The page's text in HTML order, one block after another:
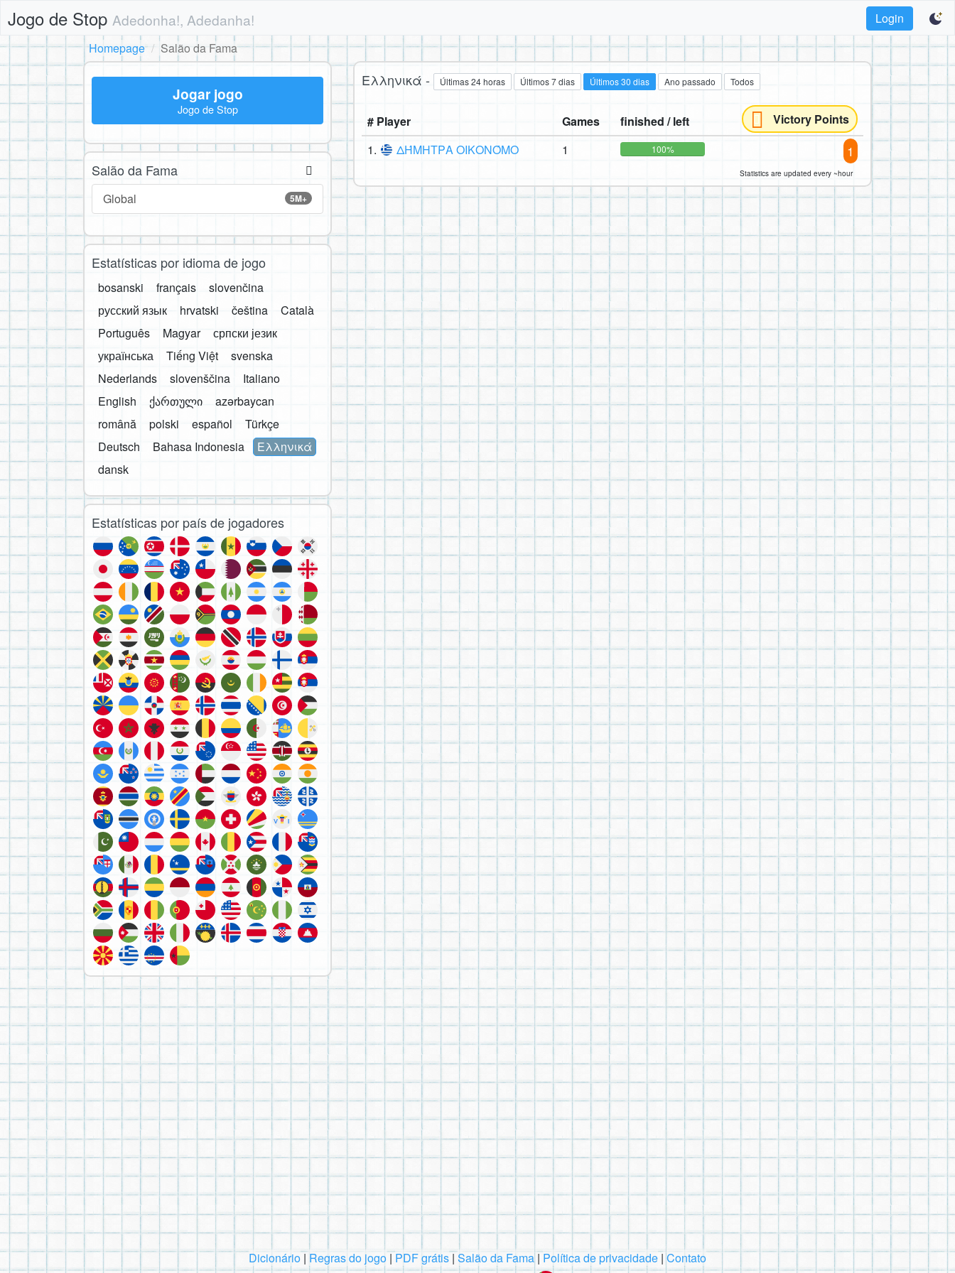
Jogo de Stop Adedonha!, Adedanha!
Login
Homepage
Salão da Fama
Ελληνικά - Últimas 24 horas Últimos 7 dias Últimos 30 dias Ano passado Todos
# Player Games finished / left
Victory Points
1.
ΔΉΜΗΤΡΑ ΟΙΚΟΝΌΜΟ 1 100% 1
Statistics are updated every ~hour
Jogar jogo
Jogo de Stop
Salão da Fama
5M+
Global
Estatísticas por idioma de jogo
bosanski français
slovenčina
русский язык
hrvatski čeština
Català
Português
Magyar
српски језик
українська
Tiếng Việt
svenska
Nederlands
slovenščina
Italiano
English
ქართული
azərbaycan
română
polski español
Türkçe
Deutsch
Bahasa Indonesia
Ελληνικά
dansk
Estatísticas por país de jogadores
Dicionário| Regras do jogo | PDF grátis| Salão da Fama | Política de privacidade | Contato